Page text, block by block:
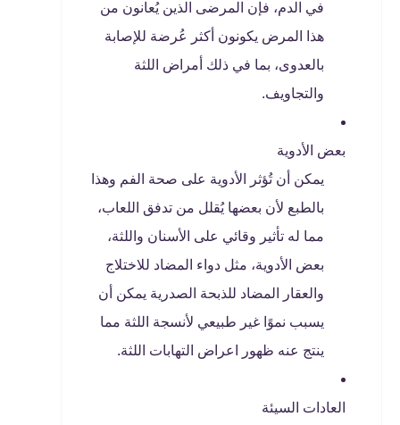
في الدم، فإن المرضى الذين يُعانون من
هذا المرض يكونون أكثر عُرضة للإصابة
بالعدوى، بما في ذلك أمراض اللثة
والتجاويف.
بعض الأدوية
يمكن أن تُؤثر الأدوية على صحة الفم وهذا
بالطبع لأن بعضها يُقلل من تدفق اللعاب،
مما له تأثير وقائي على الأسنان واللثة،
بعض الأدوية، مثل دواء المضاد للاختلاج
والعقار المضاد للذبحة الصدرية يمكن أن
يسبب نموًا غير طبيعي لأنسجة اللثة مما
ينتج عنه ظهور اعراض التهابات اللثة.
العادات السيئة